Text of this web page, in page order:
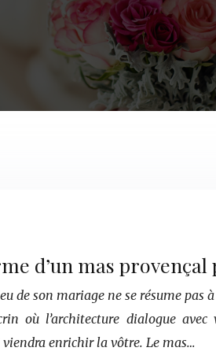
d’un mas
de son mariage ne se résume pas
où l’architecture dialogue
enrichir la vôtre. Le mas…